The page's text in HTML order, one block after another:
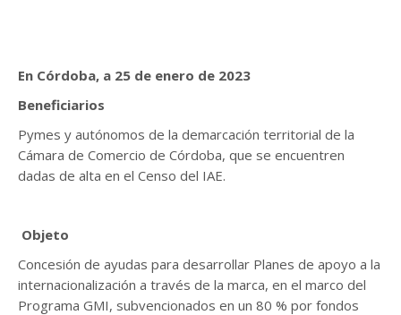
En Córdoba, a 25 de enero de 2023
Beneficiarios
Pymes y autónomos de la demarcación territorial de la
Cámara de Comercio de Córdoba, que se encuentren
dadas de alta en el Censo del IAE.
Objeto
Concesión de ayudas para desarrollar Planes de apoyo a la
internacionalización a través de la marca, en el marco del
Programa GMI, subvencionados en un 80 % por fondos